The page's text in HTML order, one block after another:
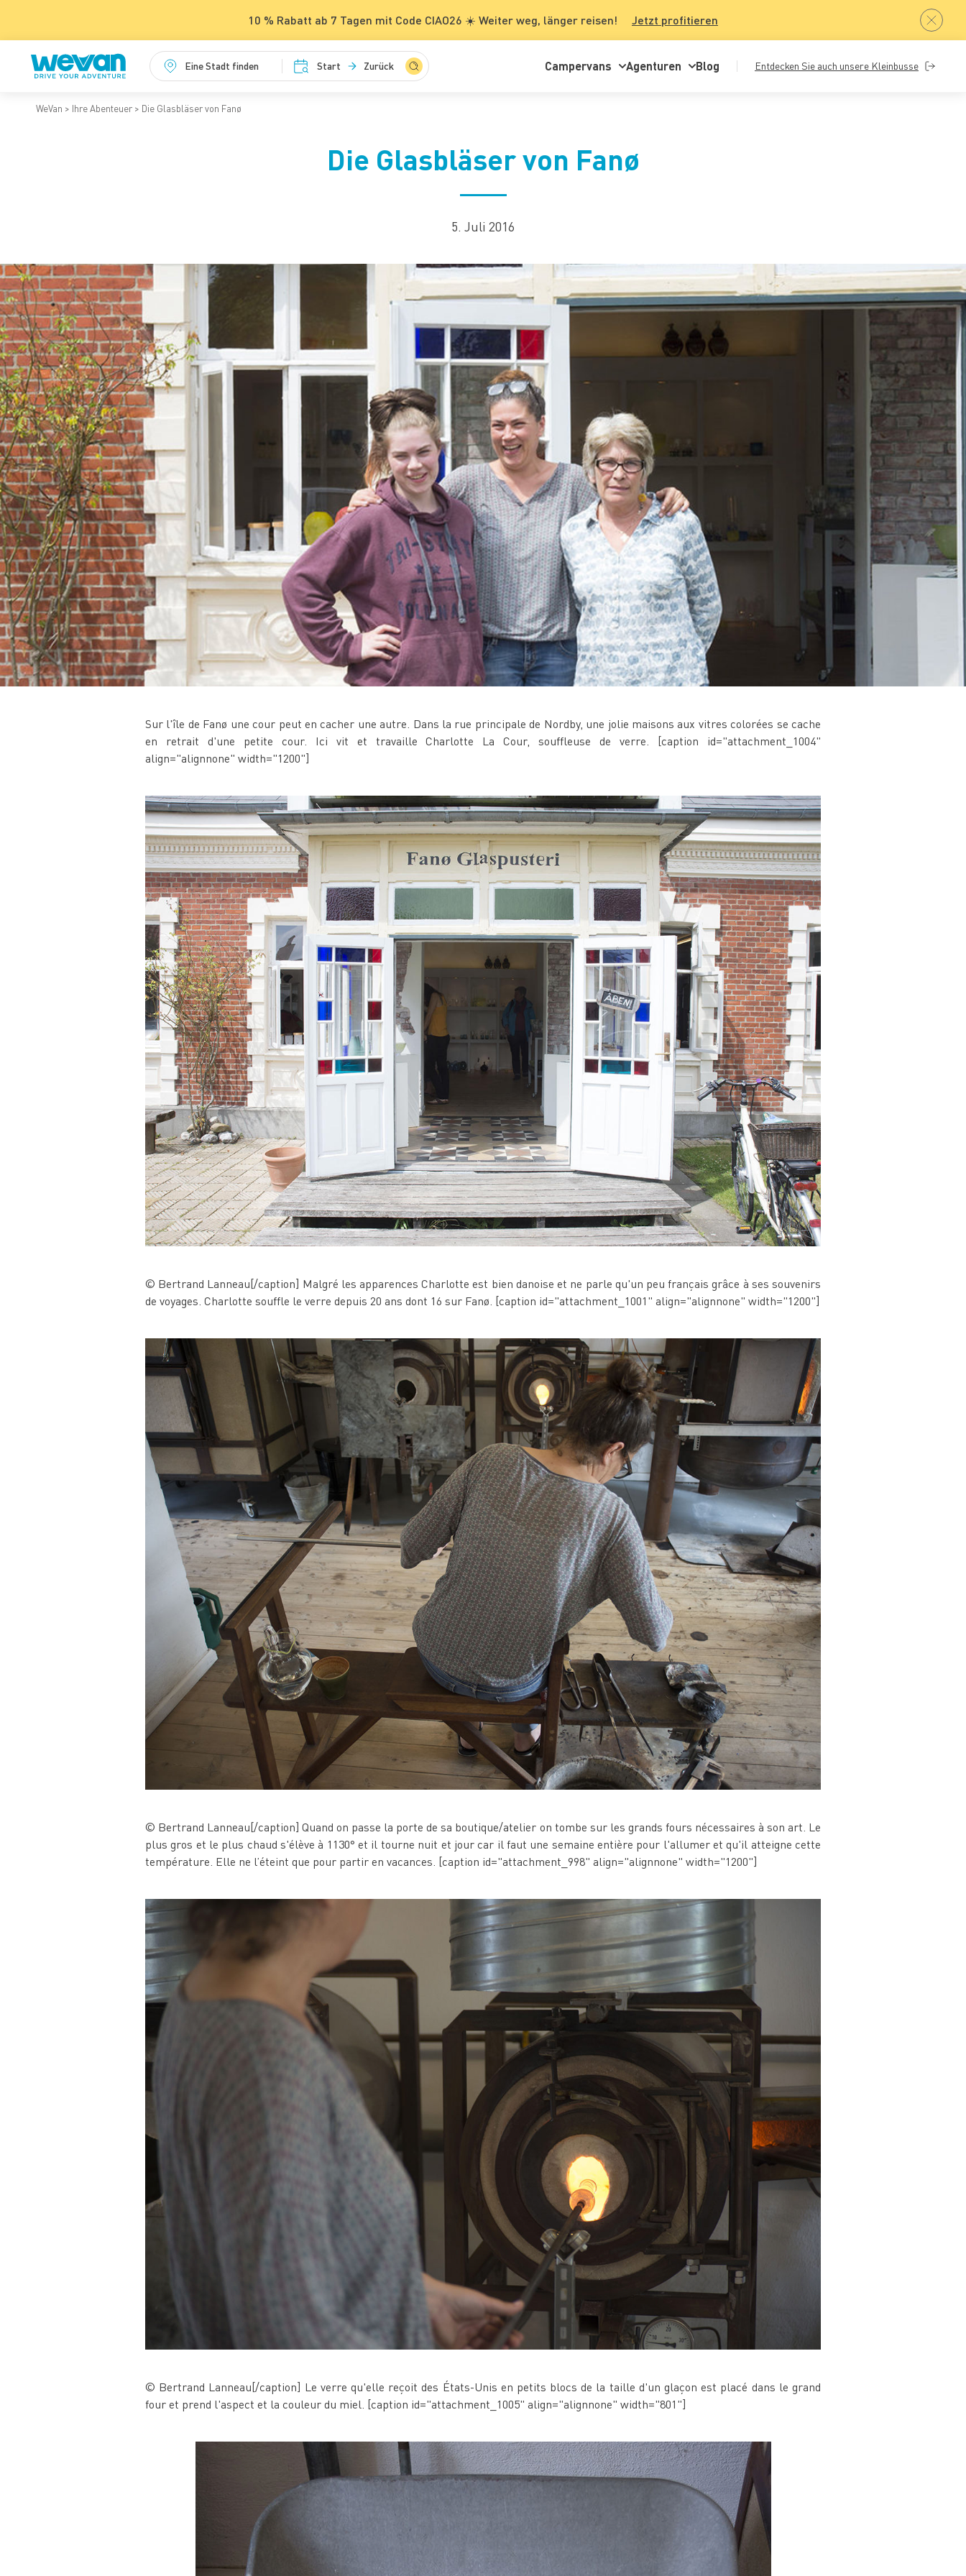
10 % Rabatt ab 7 Tagen mit Code CIAO26 ☀️ Weiter weg, länger reisen! Jetzt profitieren
Eine Stadt finden Start Zurück Campervans Agenturen Blog Entdecken Sie auch unsere Kleinbusse
WeVan Ihre Abenteuer Die Glasbläser von Fanø
Die Glasbläser von Fanø
5. Juli 2016
Sur l'île de Fanø une cour peut en cacher une autre. Dans la rue principale de Nordby, une jolie maisons aux vitres colorées se cache
en retrait d'une petite cour. Ici vit et travaille Charlotte La Cour, souffleuse de verre. [caption id="attachment_1004"
align="alignnone" width="1200"]
© Bertrand Lanneau[/caption] Malgré les apparences Charlotte est bien danoise et ne parle qu'un peu français grâce à ses souvenirs
de voyages. Charlotte souffle le verre depuis 20 ans dont 16 sur Fanø. [caption id="attachment_1001" align="alignnone" width="1200"]
© Bertrand Lanneau[/caption] Quand on passe la porte de sa boutique/atelier on tombe sur les grands fours nécessaires à son art. Le
plus gros et le plus chaud s'élève à 1130° et il tourne nuit et jour car il faut une semaine entière pour l'allumer et qu'il atteigne cette
température. Elle ne l’éteint que pour partir en vacances. [caption id="attachment_998" align="alignnone" width="1200"]
© Bertrand Lanneau[/caption] Le verre qu'elle reçoit des États-Unis en petits blocs de la taille d'un glaçon est placé dans le grand
four et prend l'aspect et la couleur du miel. [caption id="attachment_1005" align="alignnone" width="801"]